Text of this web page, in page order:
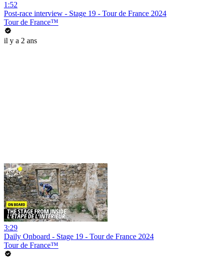
1:52
Post-race interview - Stage 19 - Tour de France 2024
Tour de France™
il y a 2 ans
3:29
Daily Onboard - Stage 19 - Tour de France 2024
Tour de France™